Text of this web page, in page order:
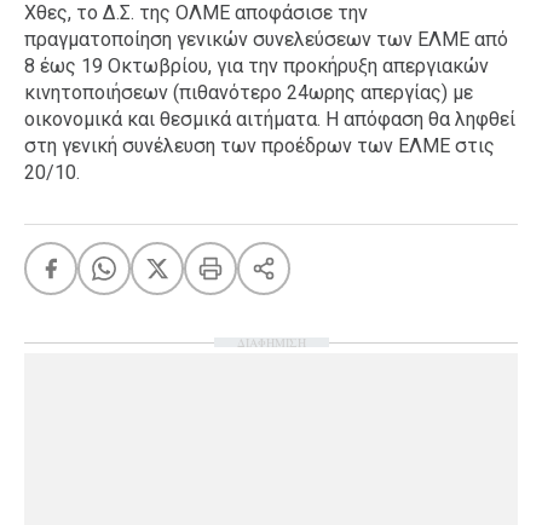
Χθες, το Δ.Σ. της ΟΛΜΕ αποφάσισε την
πραγματοποίηση γενικών συνελεύσεων των ΕΛΜΕ από
8 έως 19 Οκτωβρίου, για την προκήρυξη απεργιακών
κινητοποιήσεων (πιθανότερο 24ωρης απεργίας) με
οικονομικά και θεσμικά αιτήματα. Η απόφαση θα ληφθεί
στη γενική συνέλευση των προέδρων των ΕΛΜΕ στις
20/10.
ΔΙΑΦΗΜΙΣΗ